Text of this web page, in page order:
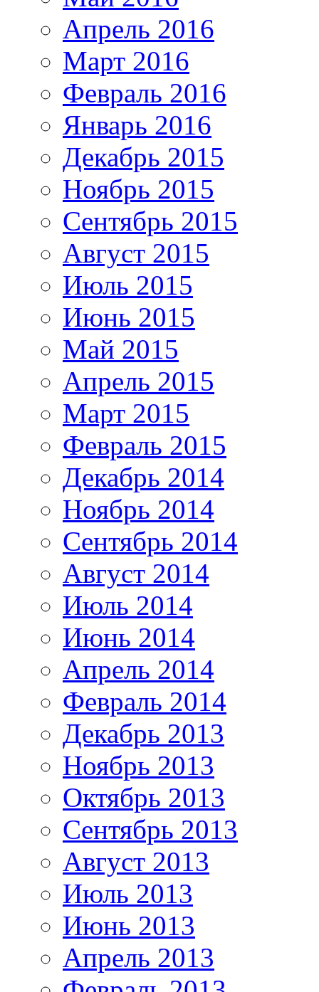
Апрель 2016
Март 2016
Февраль 2016
Январь 2016
Декабрь 2015
Ноябрь 2015
Сентябрь 2015
Август 2015
Июль 2015
Июнь 2015
Май 2015
Апрель 2015
Март 2015
Февраль 2015
Декабрь 2014
Ноябрь 2014
Сентябрь 2014
Август 2014
Июль 2014
Июнь 2014
Апрель 2014
Февраль 2014
Декабрь 2013
Ноябрь 2013
Октябрь 2013
Сентябрь 2013
Август 2013
Июль 2013
Июнь 2013
Апрель 2013